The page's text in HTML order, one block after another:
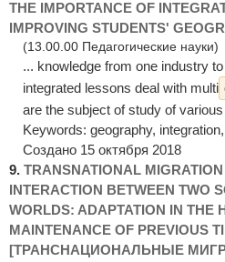
THE IMPORTANCE OF
IMPROVING STUDENTS'
(13.00.00 Педагогические науки)
... knowledge from one industry
integrated lessons deal with multi
are the subject of study of
Keywords: geography,
Создано 15 октября 2018
9. TRANSNATIONAL
INTERACTION BETWEEN TWO
WORLDS: ADAPTATION IN THE
MAINTENANCE OF PREVIOUS
[ТРАНСНАЦИОНАЛЬНЫЕ